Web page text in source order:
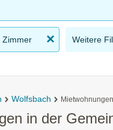
Zimmer Weitere
Wolfsbach Mietwohnungen
in der